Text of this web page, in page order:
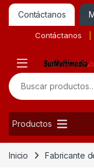
Contáctanos
Contáctanos
Buscar por:
Productos
Inicio Fabricante